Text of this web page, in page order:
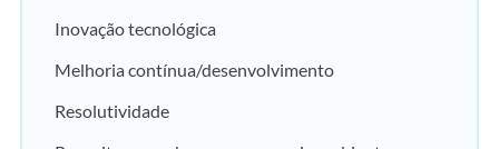
Inovação tecnológica
Melhoria contínua/desenvolvimento
Resolutividade